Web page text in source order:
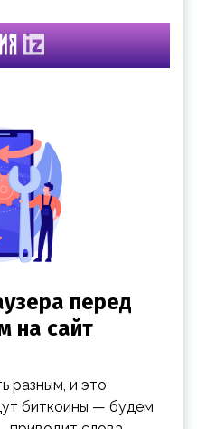
разным, и это
биткоины — будем